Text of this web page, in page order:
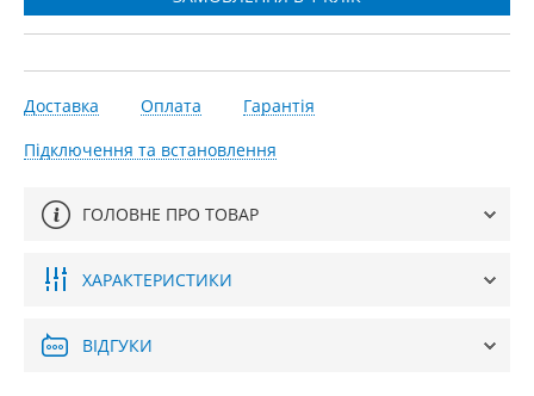
Доставка Оплата
Гарантія
Підключення та встановлення
ГОЛОВНЕ ПРО ТОВАР
ХАРАКТЕРИСТИКИ
ВІДГУКИ